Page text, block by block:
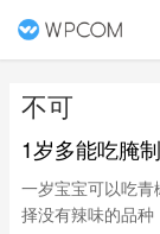
不可
1岁多能吃腌
一岁宝宝可以吃
择没有辣味的品